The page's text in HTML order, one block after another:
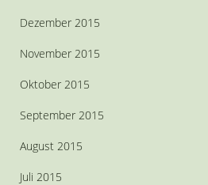
Dezember 2015
November 2015
Oktober 2015
September 2015
August 2015
Juli 2015